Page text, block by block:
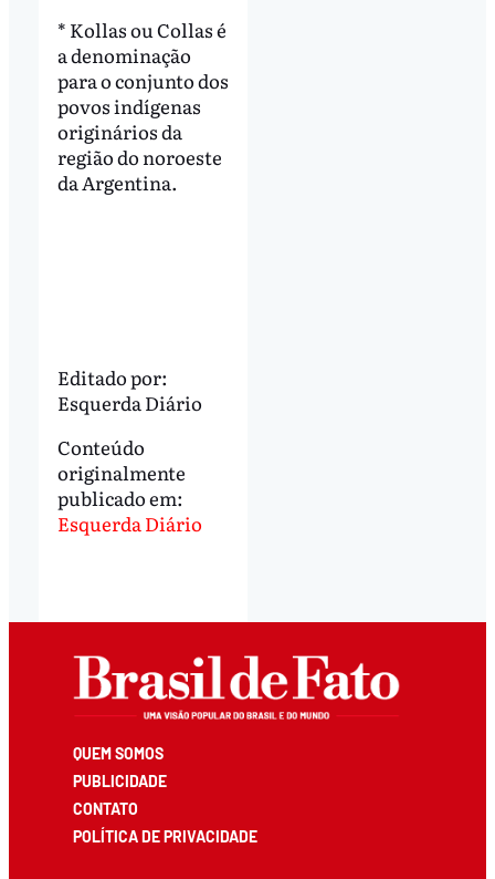
* Kollas ou Collas é
a denominação
para o conjunto dos
povos indígenas
originários da
região do noroeste
da Argentina.
Editado por:
Esquerda Diário
Conteúdo
originalmente
publicado em:
Esquerda Diário
QUEM SOMOS
PUBLICIDADE
CONTATO
POLÍTICA DE PRIVACIDADE